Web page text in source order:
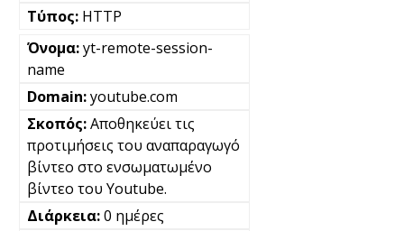
HTTP
yt-remote-session-
name
youtube.com
Αποθηκεύει τις
προτιμήσεις του αναπαραγωγό
βίντεο στο ενσωματωμένο
βίντεο του Youtube.
0 ημέρες